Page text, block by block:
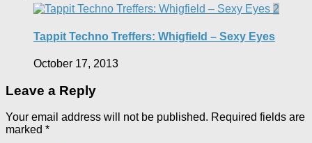
2
Tappit Techno Treffers: Whigfield – Sexy Eyes
October 17, 2013
Leave a Reply
Your email address will not be published. Required fields are
marked *